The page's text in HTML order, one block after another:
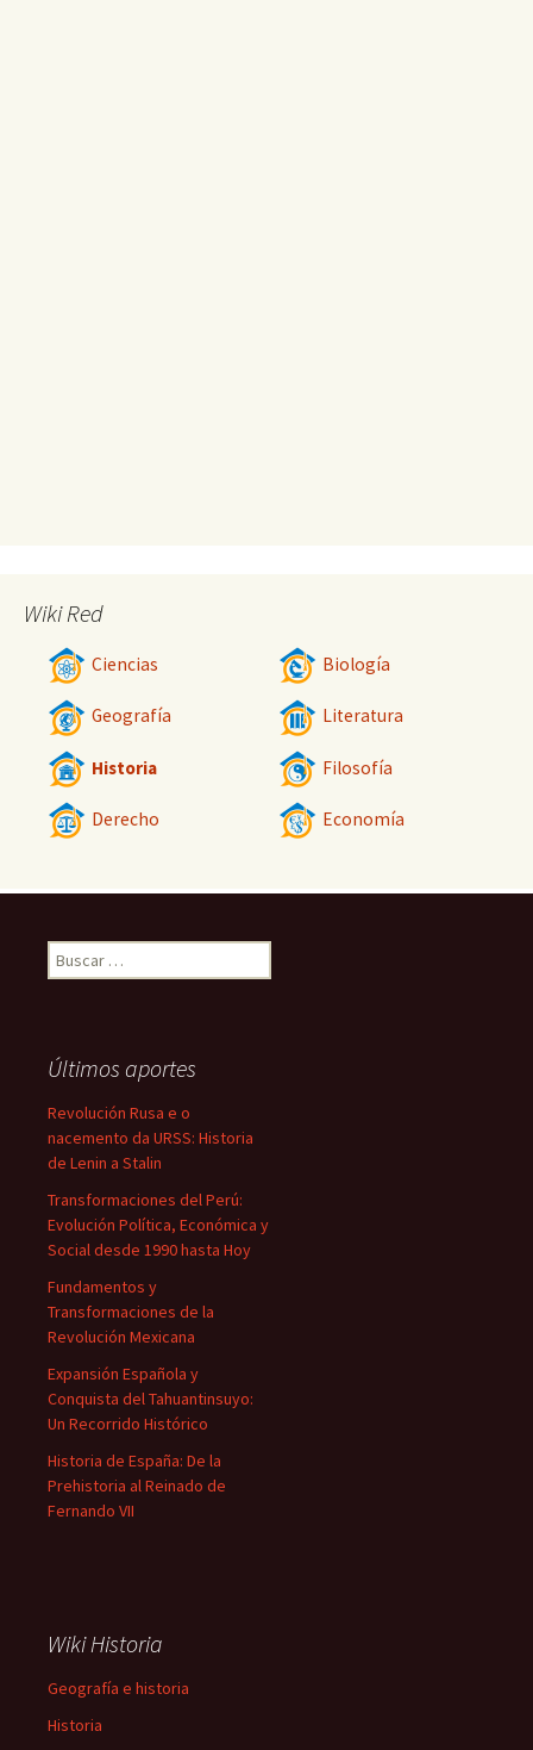
Wiki Red
Ciencias Biología
Geografía Literatura
Historia Filosofía
Derecho Economía
Buscar:
Últimos aportes
Revolución Rusa e o
nacemento da URSS: Historia
de Lenin a Stalin
Transformaciones del Perú:
Evolución Política, Económica y
Social desde 1990 hasta Hoy
Fundamentos y
Transformaciones de la
Revolución Mexicana
Expansión Española y
Conquista del Tahuantinsuyo:
Un Recorrido Histórico
Historia de España: De la
Prehistoria al Reinado de
Fernando VII
Wiki Historia
Geografía e historia
Historia